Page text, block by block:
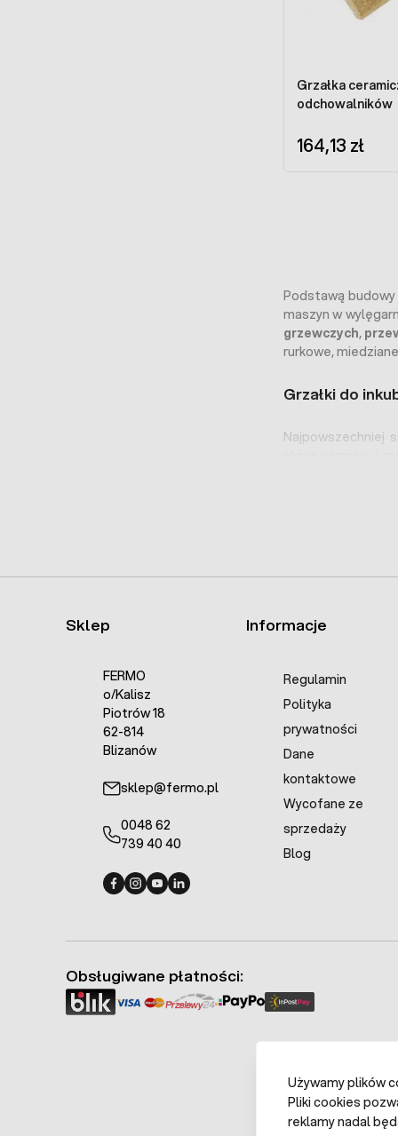
Grzałka
odchowalników
164,13 zł
Podstawą
maszyn w
grzewczych,
rurkowe,
Grzałki do
Najpowszechniej
Moc nie
grzałkę łatwo
Higiena:
Jaka moc
Moc 150W
kubatury 50 dm
wychodzi to z
Dla
rozkład
Jak
zawsze na
na podłodze
Grzałkę
regulatora nie
Sklep
FERMO
o/Kalisz
Piotrów 18
62-814
Blizanów
sklep@fermo.pl
0048 62
739 40 40
Informacje
Regulamin
Polityka
prywatności
Dane
kontaktowe
Wycofane ze
sprzedaży
Blog
Obsługiwane płatności:
Używamy plików
Pliki cookies
reklamy nadal